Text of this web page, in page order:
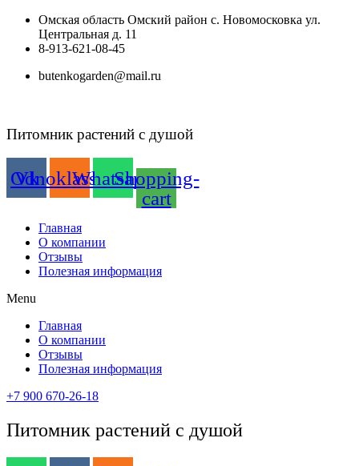
Перейти
содержимому
Омская область Омский район с. Новомосковка ул.
Центральная д. 11
8-913-621-08-45
butenkogarden@mail.ru
Питомник растений с душой
Vk
Odnoklassniki
WhatsappShopping-
cart
Главная
О компании
Отзывы
Полезная информация
Menu
Главная
О компании
Отзывы
Полезная информация
+7 900 670-26-18
Питомник растений с душой